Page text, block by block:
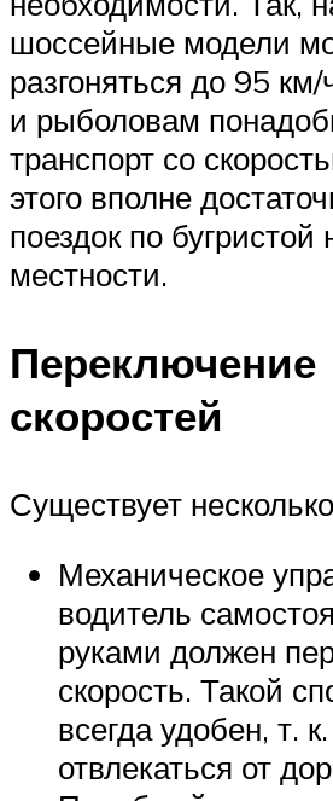
шоссейные модели
разгоняться до 95
и рыболовам
транспорт со
этого вполне
поездок по бугристой
местности.
Переключение
скоростей
Существует
Механическое
водитель
руками должен
скорость. Такой
всегда удобен, т.
отвлекаться от